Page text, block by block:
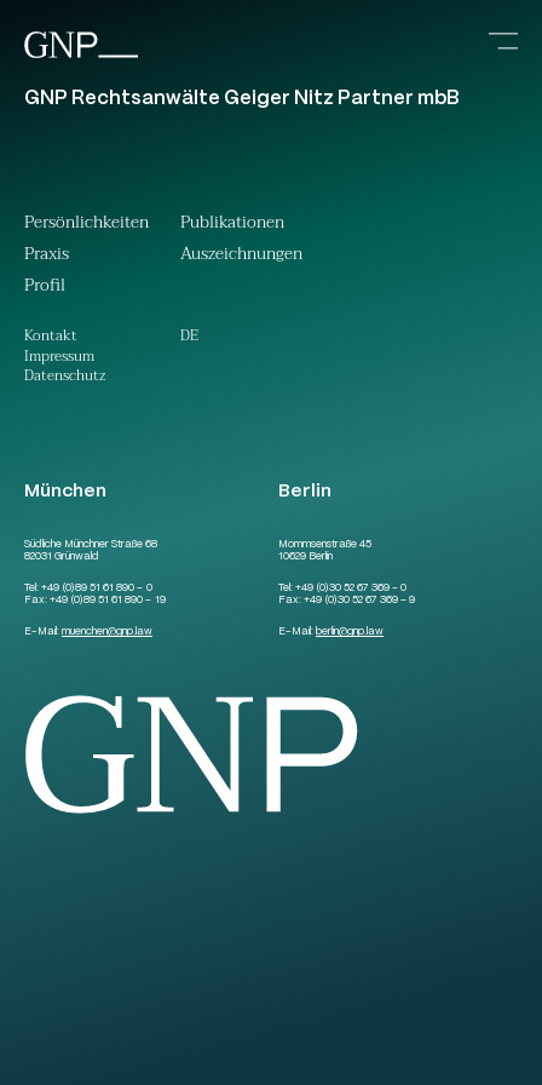
GNP Rechtsanwälte Geiger Nitz Partner mbB
München
Südliche Münchner Straße 68
82031 Grünwald
Tel:+49 (0)89 51 61 890 – 0
Fax:+49 (0)89 51 61 890 – 19
E-Mail:muenchen@gnp.law
Berlin
Mommsenstraße 45
10629 Berlin
Tel: +49 (0)30 52 67 369 – 0
Fax: +49 (0)30 52 67 369 – 9
E-Mail: berlin@gnp.law
Persönlichkeiten
Praxis
Profil
Kontakt
Impressum
Datenschutz
Publikationen
Auszeichnungen
DE